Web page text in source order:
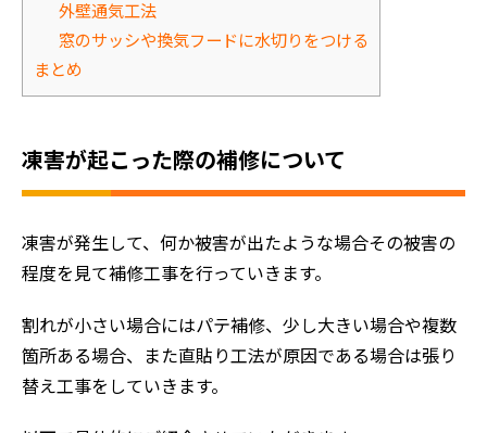
外壁通気工法
窓のサッシや換気フードに水切りをつける
まとめ
凍害が起こった際の補修について
凍害が発生して、何か被害が出たような場合その被害の
程度を見て補修工事を行っていきます。
割れが小さい場合にはパテ補修、少し大きい場合や複数
箇所ある場合、また直貼り工法が原因である場合は張り
替え工事をしていきます。